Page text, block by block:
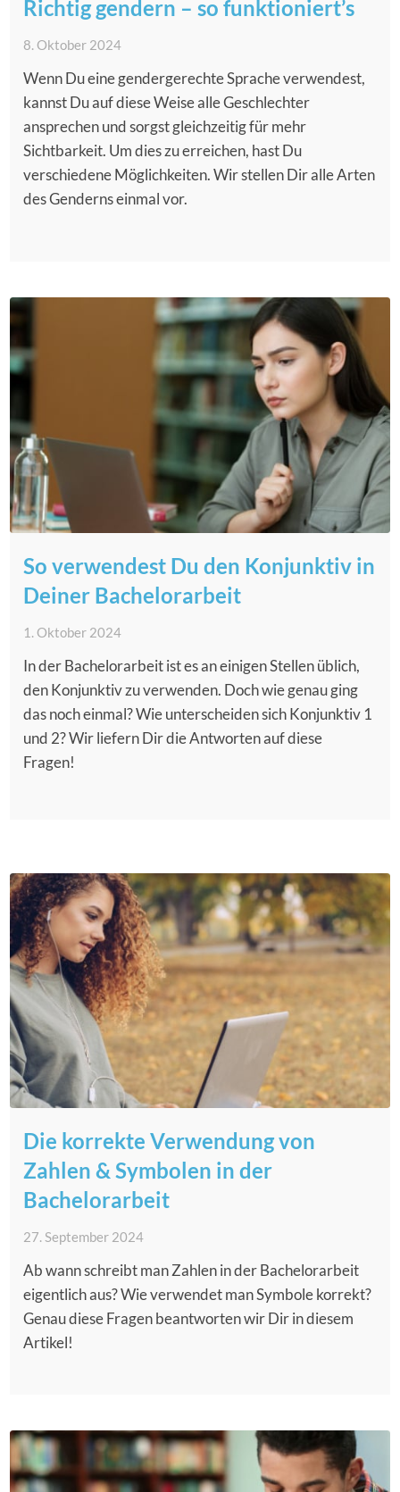
Richtig gendern – so funktioniert’s
8. Oktober 2024
Wenn Du eine gendergerechte Sprache verwendest,
kannst Du auf diese Weise alle Geschlechter
ansprechen und sorgst gleichzeitig für mehr
Sichtbarkeit. Um dies zu erreichen, hast Du
verschiedene Möglichkeiten. Wir stellen Dir alle Arten
des Genderns einmal vor.
So verwendest Du den Konjunktiv in
Deiner Bachelorarbeit
1. Oktober 2024
In der Bachelorarbeit ist es an einigen Stellen üblich,
den Konjunktiv zu verwenden. Doch wie genau ging
das noch einmal? Wie unterscheiden sich Konjunktiv 1
und 2? Wir liefern Dir die Antworten auf diese
Fragen!
Die korrekte Verwendung von
Zahlen & Symbolen in der
Bachelorarbeit
27. September 2024
Ab wann schreibt man Zahlen in der Bachelorarbeit
eigentlich aus? Wie verwendet man Symbole korrekt?
Genau diese Fragen beantworten wir Dir in diesem
Artikel!